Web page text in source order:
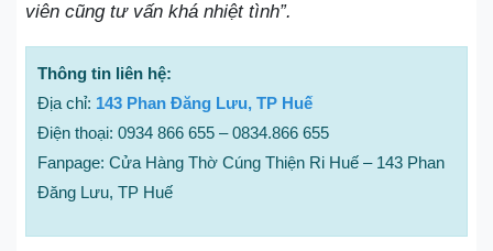
viên cũng tư vấn khá nhiệt tình”.
Thông tin liên hệ:
Địa chỉ: 143 Phan Đăng Lưu, TP Huế
Điện thoại: 0934 866 655 – 0834.866 655
Fanpage: Cửa Hàng Thờ Cúng Thiện Ri Huế – 143 Phan
Đăng Lưu, TP Huế